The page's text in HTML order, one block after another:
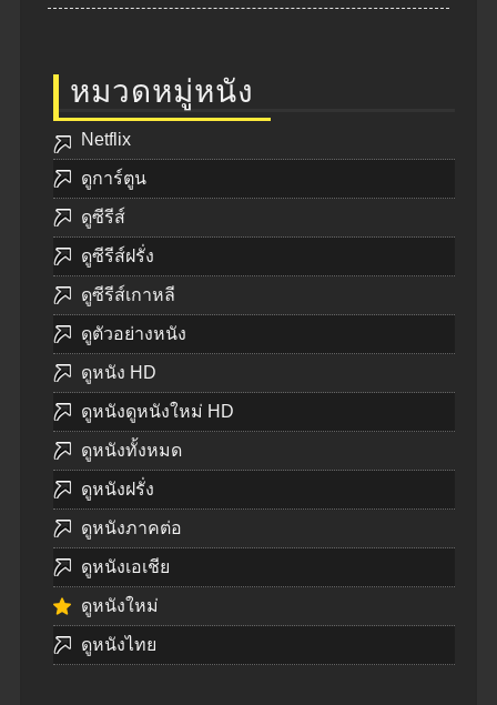
หมวดหมู่หนัง
Netflix
ดูการ์ตูน
ดูซีรีส์
ดูซีรีส์ฝรั่ง
ดูซีรีส์เกาหลี
ดูตัวอย่างหนัง
ดูหนัง HD
ดูหนังดูหนังใหม่ HD
ดูหนังทั้งหมด
ดูหนังฝรั่ง
ดูหนังภาคต่อ
ดูหนังเอเชีย
ดูหนังใหม่
ดูหนังไทย